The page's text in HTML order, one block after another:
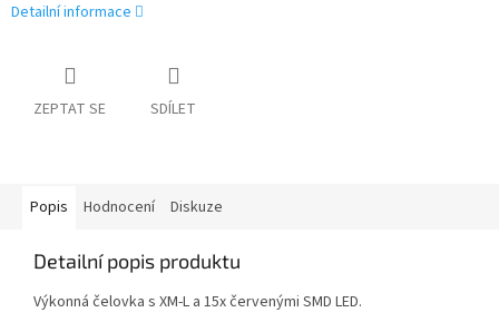
Detailní informace
ZEPTAT SE SDÍLET
Popis Hodnocení Diskuze
Detailní popis produktu
Výkonná čelovka s XM-L a 15x červenými SMD LED.